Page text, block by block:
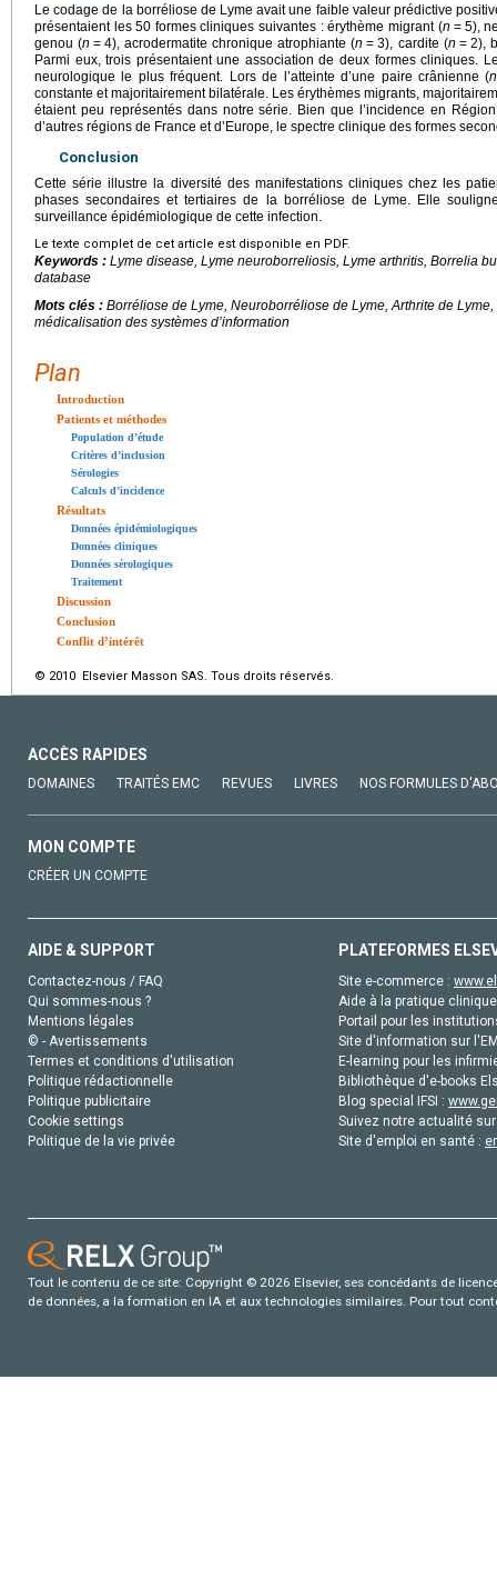
Le codage de la borréliose de Lyme avait une faible valeur prédictive
présentaient les 50 formes cliniques suivantes : érythème migrant (n = 5),
genou (n = 4), acrodermatite chronique atrophiante (n = 3), cardite (n = 2),
Parmi eux, trois présentaient une association de deux formes cliniques.
neurologique le plus fréquent. Lors de l’atteinte d’une paire crânienne (n
constante et majoritairement bilatérale. Les érythèmes migrants,
étaient peu représentés dans notre série. Bien que l’incidence en
d’autres régions de France et d’Europe, le spectre clinique des formes
Conclusion
Cette série illustre la diversité des manifestations cliniques chez les
phases secondaires et tertiaires de la borréliose de Lyme. Elle
surveillance épidémiologique de cette infection.
Le texte complet de cet article est disponible en PDF.
Keywords : Lyme disease, Lyme neuroborreliosis, Lyme arthritis, Borrelia
database
Mots clés : Borréliose de Lyme, Neuroborréliose de Lyme, Arthrite de Lyme,
médicalisation des systèmes d’information
Plan
Introduction
Patients et méthodes
Population d’étude
Critères d’inclusion
Sérologies
Calculs d’incidence
Résultats
Données épidémiologiques
Données cliniques
Données sérologiques
Traitement
Discussion
Conclusion
Conflit d’intérêt
© 2010 Elsevier Masson SAS. Tous droits réservés.
ACCÈS RAPIDES
DOMAINES TRAITÉS EMC REVUES LIVRES NOS FORMULES
MON COMPTE
CRÉER UN COMPTE
AIDE & SUPPORT
Contactez-nous / FAQ
Qui sommes-nous ?
Mentions légales
© - Avertissements
Termes et conditions d'utilisation
Politique rédactionnelle
Politique publicitaire
Cookie settings
Politique de la vie privée
PLATEFORMES
Site e-commerce :
Aide à la pratique
Portail pour les
Site d'information sur
E-learning pour les
Bibliothèque d'e-books
Blog special IFSI :
Suivez notre actualité
Site d'emploi en santé :
Tout le contenu de ce site: Copyright © 2026 Elsevier, ses concédants de
de données, a la formation en IA et aux technologies similaires. Pour tout